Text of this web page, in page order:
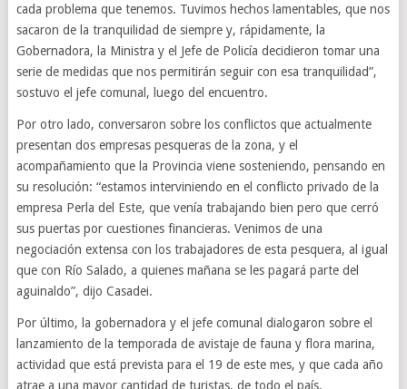
cada problema que tenemos. Tuvimos hechos lamentables, que nos
sacaron de la tranquilidad de siempre y, rápidamente, la
Gobernadora, la Ministra y el Jefe de Policía decidieron tomar una
serie de medidas que nos permitirán seguir con esa tranquilidad”,
sostuvo el jefe comunal, luego del encuentro.
Por otro lado, conversaron sobre los conflictos que actualmente
presentan dos empresas pesqueras de la zona, y el
acompañamiento que la Provincia viene sosteniendo, pensando en
su resolución: “estamos interviniendo en el conflicto privado de la
empresa Perla del Este, que venía trabajando bien pero que cerró
sus puertas por cuestiones financieras. Venimos de una
negociación extensa con los trabajadores de esta pesquera, al igual
que con Río Salado, a quienes mañana se les pagará parte del
aguinaldo”, dijo Casadei.
Por último, la gobernadora y el jefe comunal dialogaron sobre el
lanzamiento de la temporada de avistaje de fauna y flora marina,
actividad que está prevista para el 19 de este mes, y que cada año
atrae a una mayor cantidad de turistas, de todo el país.